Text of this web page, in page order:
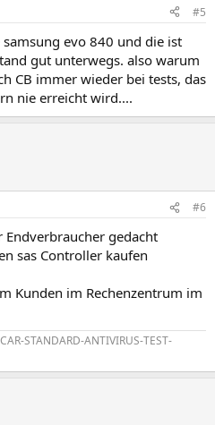
#5
evo 840 und die ist
gut unterwegs. also warum
CB immer wieder bei tests, das
nie erreicht wird....
#6
gedacht
sas Controller kaufen
Kunden im Rechenzentrum im
STANDARD-ANTIVIRUS-TEST-